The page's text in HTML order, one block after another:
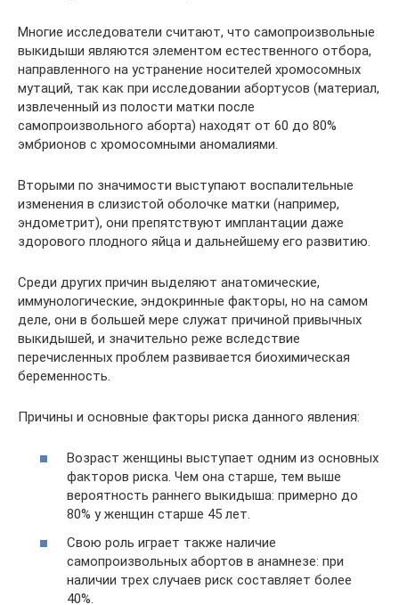
Многие исследователи считают, что самопроизвольные
выкидыши являются элементом естественного отбора,
направленного на устранение носителей хромосомных
мутаций, так как при исследовании абортусов (материал,
извлеченный из полости матки после
самопроизвольного аборта) находят от 60 до 80%
эмбрионов с хромосомными аномалиями.
Вторыми по значимости выступают воспалительные
изменения в слизистой оболочке матки (например,
эндометрит), они препятствуют имплантации даже
здорового плодного яйца и дальнейшему его развитию.
Среди других причин выделяют анатомические,
иммунологические, эндокринные факторы, но на самом
деле, они в большей мере служат причиной привычных
выкидышей, и значительно реже вследствие
перечисленных проблем развивается биохимическая
беременность.
Причины и основные факторы риска данного явления:
Возраст женщины выступает одним из основных
факторов риска. Чем она старше, тем выше
вероятность раннего выкидыша: примерно до
80% у женщин старше 45 лет.
Свою роль играет также наличие
самопроизвольных абортов в анамнезе: при
наличии трех случаев риск составляет более
40%.